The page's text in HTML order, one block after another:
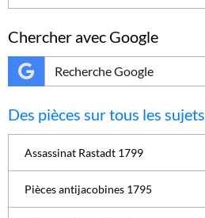
Chercher avec Google
Des pièces sur tous les sujets
Assassinat Rastadt 1799
Pièces antijacobines 1795